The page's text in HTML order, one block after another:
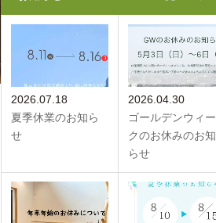
2026.07.18
夏季休業のお知ら
せ
2026.04.30
ゴールデンウィー
クのお休みのお知
らせ